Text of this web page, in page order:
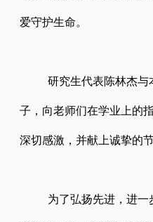
爱守护生命。
研究生代表陈林杰与
子，向老师们在学业上的
深切感激，并献上诚挚的节
为了弘扬先进，进